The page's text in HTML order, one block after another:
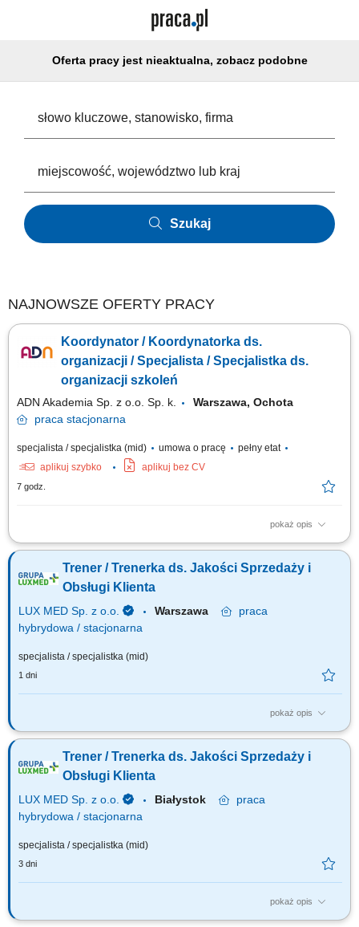
Oferta pracy jest nieaktualna, zobacz podobne
Szukaj
NAJNOWSZE OFERTY PRACY
Koordynator / Koordynatorka ds.
organizacji / Specjalista / Specjalistka ds.
organizacji szkoleń
ADN Akademia Sp. z o.o. Sp. k.
Warszawa, Ochota
praca stacjonarna
specjalista / specjalistka (mid) umowa o pracę
pełny etat
aplikuj szybko
aplikuj bez CV
7 godz.
pokaż opis
Zadania: Kompleksowe zarządzanie projektami edukacyjnymi i
Samodzielna organizacja szkoleń i warsztatów na terenie całego kraju, w
tym planowanie logistyczne. Koordynacja logistyki i ścisła współpraca z...
Trener / Trenerka ds. Jakości Sprzedaży i
Obsługi Klienta
LUX MED Sp. z o.o. Warszawa
praca
hybrydowa / stacjonarna
specjalista / specjalistka (mid)
1 dni
pokaż opis
Twoją rolą będzie: Badanie potrzeb szkoleniowych Pracowników z
warsztatów i treningów z zakresu jakości, sprzedaży, kompetencji na
podstawie zbadanych potrzeb; Monitorowanie efektów prowadzonych
Trener / Trenerka ds. Jakości Sprzedaży i
Obsługi Klienta
LUX MED Sp. z o.o. Białystok
praca
hybrydowa / stacjonarna
specjalista / specjalistka (mid)
3 dni
pokaż opis
Twoją rolą będzie: Badanie potrzeb szkoleniowych Pracowników z